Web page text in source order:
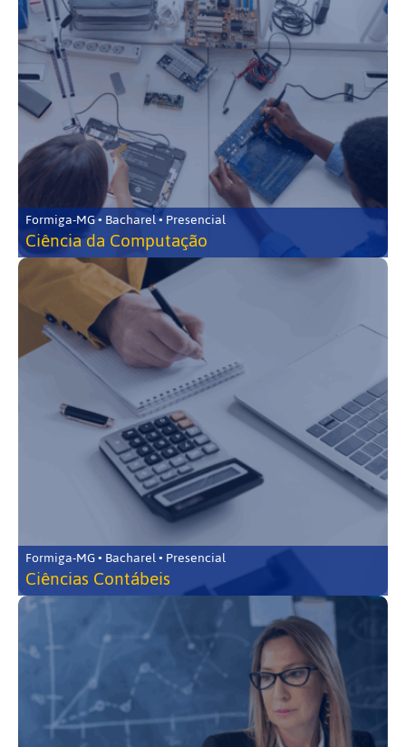
Formiga-MG • Bacharel • Presencial
Ciência da Computação
Formiga-MG • Bacharel • Presencial
Ciências Contábeis